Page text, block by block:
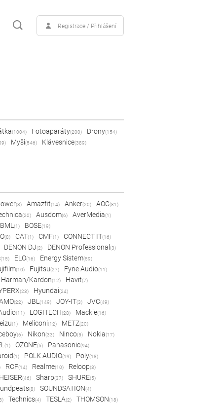
Registrace / Přihlášení
(1004) Fotoaparáty(200) Drony(154)
Myši(546) Klávesnice(389)
(8) Amazfit(14) Anker(20) AOC(81)
(20) Ausdom(6) AverMedia(1)
BML(1) BOSE(19)
(8) CAT(1) CMF(1) CONNECT IT(16)
DENON DJ(2) DENON Professional (3)
(15) ELO(16) Energy Sistem(59)
(10) Fujitsu(27) Fyne Audio(11)
Harman/Kardon(12) Havit(7)
(23) Hyundai(24)
(22) JBL(149) JOY-IT(3) JVC(49)
(11) LOGITECH(28) Mackie(16)
(1) Meliconi(12) METZ(20)
(6) Nikon(33) Ninco(5) Nokia(17)
(1) OZONE(5) Panasonic(94)
(1) POLK AUDIO(19) Poly(18)
RCF(14) Realme(10) Reloop(3)
(46) Sharp(37) SHURE(5)
(8) SOUNDSATION(4)
Technics(4) TESLA(2) THOMSON(18)